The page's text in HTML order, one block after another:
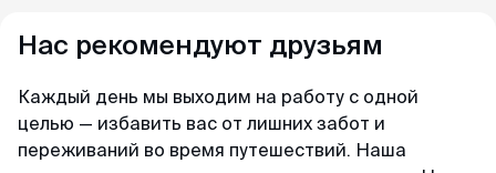
Меньше чем за день
Все не просто отлично, а даже потрясающе.
Не успел я опомниться, моя кета меньше чем
быстро и вежливо, всем рекомендую!
Нас рекомендуют друзьям
Каждый день мы выходим на работу с одной
целью — избавить вас от лишних забот и
переживаний во время путешествий. Наша
Огромное спасибо команде MyVisaWorld за
Eta. Грамотно, четко, быстро и очень удобно.
Процветания и успехов вашему бизнесу!